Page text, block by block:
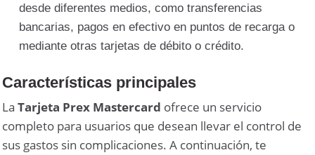
desde diferentes medios, como transferencias
bancarias, pagos en efectivo en puntos de recarga o
mediante otras tarjetas de débito o crédito.
Características principales
LaTarjeta Prex Mastercard ofrece un servicio
completo para usuarios que desean llevar el control de
sus gastos sin complicaciones. A continuación, te